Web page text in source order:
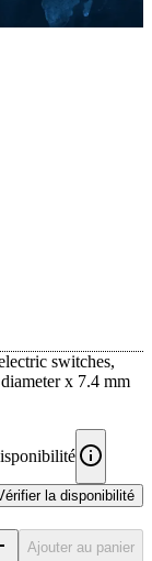
switches,
x 7.4 mm
la disponibilité
Ajouter au panier